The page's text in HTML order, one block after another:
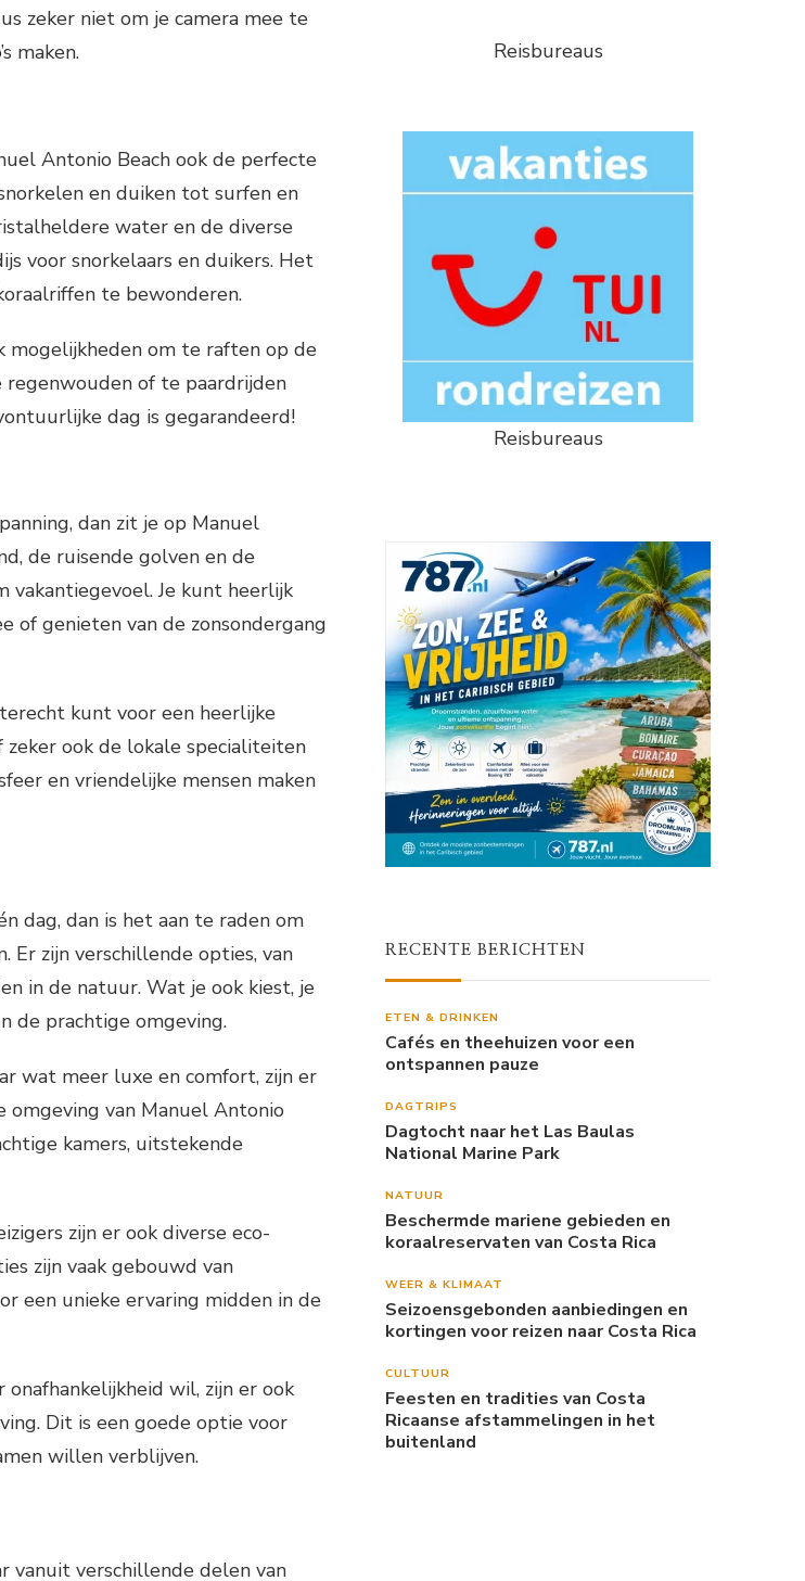
zeker niet om je camera mee te
maken.
Antonio Beach ook de perfecte
en duiken tot surfen en
water en de diverse
voor snorkelaars en duikers. Het
te bewonderen.
mogelijkheden om te raften op de
of te paardrijden
dag is gegarandeerd!
dan zit je op Manuel
de ruisende golven en de
vakantiegevoel. Je kunt heerlijk
of genieten van de zonsondergang
kunt voor een heerlijke
ook de lokale specialiteiten
en vriendelijke mensen maken
dag, dan is het aan te raden om
Er zijn verschillende opties, van
in de natuur. Wat je ook kiest, je
de prachtige omgeving.
wat meer luxe en comfort, zijn er
omgeving van Manuel Antonio
kamers, uitstekende
zijn er ook diverse eco-
zijn vaak gebouwd van
een unieke ervaring midden in de
wil, zijn er ook
Dit is een goede optie voor
willen verblijven.
vanuit verschillende delen van
Reisbureaus
Reisbureaus
RECENTE BERICHTEN
ETEN & DRINKEN
Cafés en theehuizen voor een
ontspannen pauze
DAGTRIPS
Dagtocht naar het Las Baulas
National Marine Park
NATUUR
Beschermde mariene gebieden en
koraalreservaten van Costa Rica
WEER & KLIMAAT
Seizoensgebonden aanbiedingen en
kortingen voor reizen naar Costa Rica
CULTUUR
Feesten en tradities van Costa
Ricaanse afstammelingen in het
buitenland